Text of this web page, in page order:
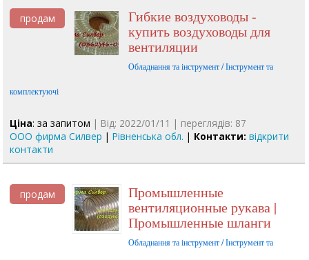
продам Гибкие воздуховоды -
купить воздуховоды для
вентиляции
Обладнання та інструмент / Інструмент та
комплектуючі
Ціна: за запитом | Від: 2022/01/11 | переглядів: 87
ООО фирма Силвер |Рівненська обл. | Контакти: відкрити
контакти
продам Промышленные
вентиляционные рукава |
Промышленные шланги
Обладнання та інструмент / Інструмент та